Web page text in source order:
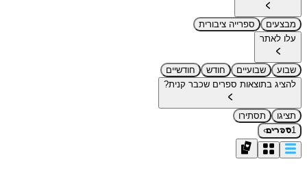
מבצעים
ספרייה ציבורית
עלו לאתר
שבוע שבועיים חודש
חודשיים
להציג בתוצאות ספרים שכבר קנית?
תציגו
תסתירו
1ספרים›